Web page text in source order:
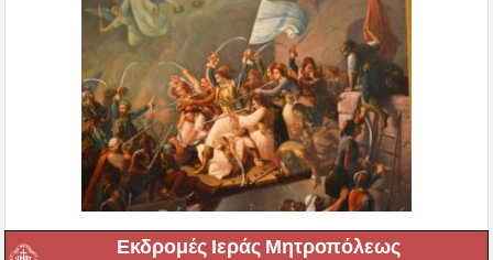
Εκδρομές Ιεράς Μητροπόλεως